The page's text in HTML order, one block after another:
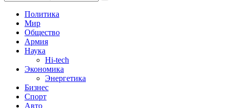
Политика
Мир
Общество
Армия
Наука
Hi-tech
Экономика
Энергетика
Бизнес
Спорт
Авто